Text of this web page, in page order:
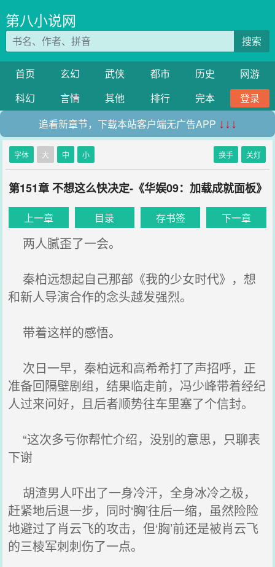
第八小说网
搜索
首页 玄幻 武侠 都市 历史
网游
科幻
言情 其他 排行 完本
登录
追看新章节，下载本站客户端无广告APP ↓↓↓
字体 大 中 小 换手 关灯
第151章 不想这么快决定-《华娱09：加载成就面板》
上一章 目录 存书签 下一章
两人腻歪了一会。
秦柏远想起自己那部《我的少女时代》，想
和新人导演合作的念头越发强烈。
带着这样的感悟。
次日一早，秦柏远和高希希打了声招呼，正
准备回隔壁剧组，结果临走前，冯少峰带着经纪
人过来问好，且后者顺势往车里塞了个信封。
“这次多亏你帮忙介绍，没别的意思，只聊表
下谢
胡渣男人吓出了一身冷汗，全身冰冷之极，
赶紧地后退一步，同时‘胸’往后一缩，虽然险险
地避过了肖云飞的攻击，但‘胸’前还是被肖云飞
的三棱军刺刺伤了一点。